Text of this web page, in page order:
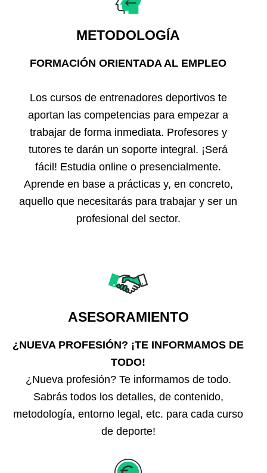
METODOLOGÍA
FORMACIÓN ORIENTADA AL EMPLEO
Los cursos de entrenadores deportivos te
aportan las competencias para empezar a
trabajar de forma inmediata. Profesores y
tutores te darán un soporte integral. ¡Será
fácil! Estudia online o presencialmente.
Aprende en base a prácticas y, en concreto,
aquello que necesitarás para trabajar y ser un
profesional del sector.
ASESORAMIENTO
¿NUEVA PROFESIÓN? ¡TE INFORMAMOS DE
TODO!
¿Nueva profesión? Te informamos de todo.
Sabrás todos los detalles, de contenido,
metodología, entorno legal, etc. para cada curso
de deporte!